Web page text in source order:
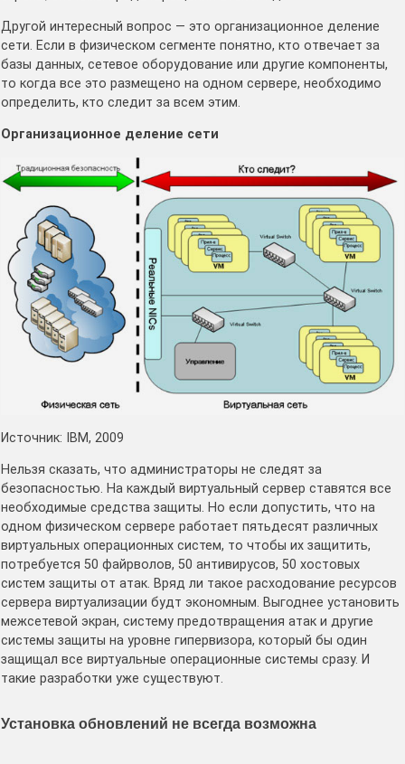
Другой интересный вопрос — это организационное деление
сети. Если в физическом сегменте понятно, кто отвечает за
базы данных, сетевое оборудование или другие компоненты,
то когда все это размещено на одном сервере, необходимо
определить, кто следит за всем этим.
Организационное деление сети
Источник: IBM, 2009
Нельзя сказать, что администраторы не следят за
безопасностью. На каждый виртуальный сервер ставятся все
необходимые средства защиты. Но если допустить, что на
одном физическом сервере работает пятьдесят различных
виртуальных операционных систем, то чтобы их защитить,
потребуется 50 файрволов, 50 антивирусов, 50 хостовых
систем защиты от атак. Вряд ли такое расходование ресурсов
сервера виртуализации будт экономным. Выгоднее установить
межсетевой экран, систему предотвращения атак и другие
системы защиты на уровне гипервизора, который бы один
защищал все виртуальные операционные системы сразу. И
такие разработки уже существуют.
Установка обновлений не всегда возможна